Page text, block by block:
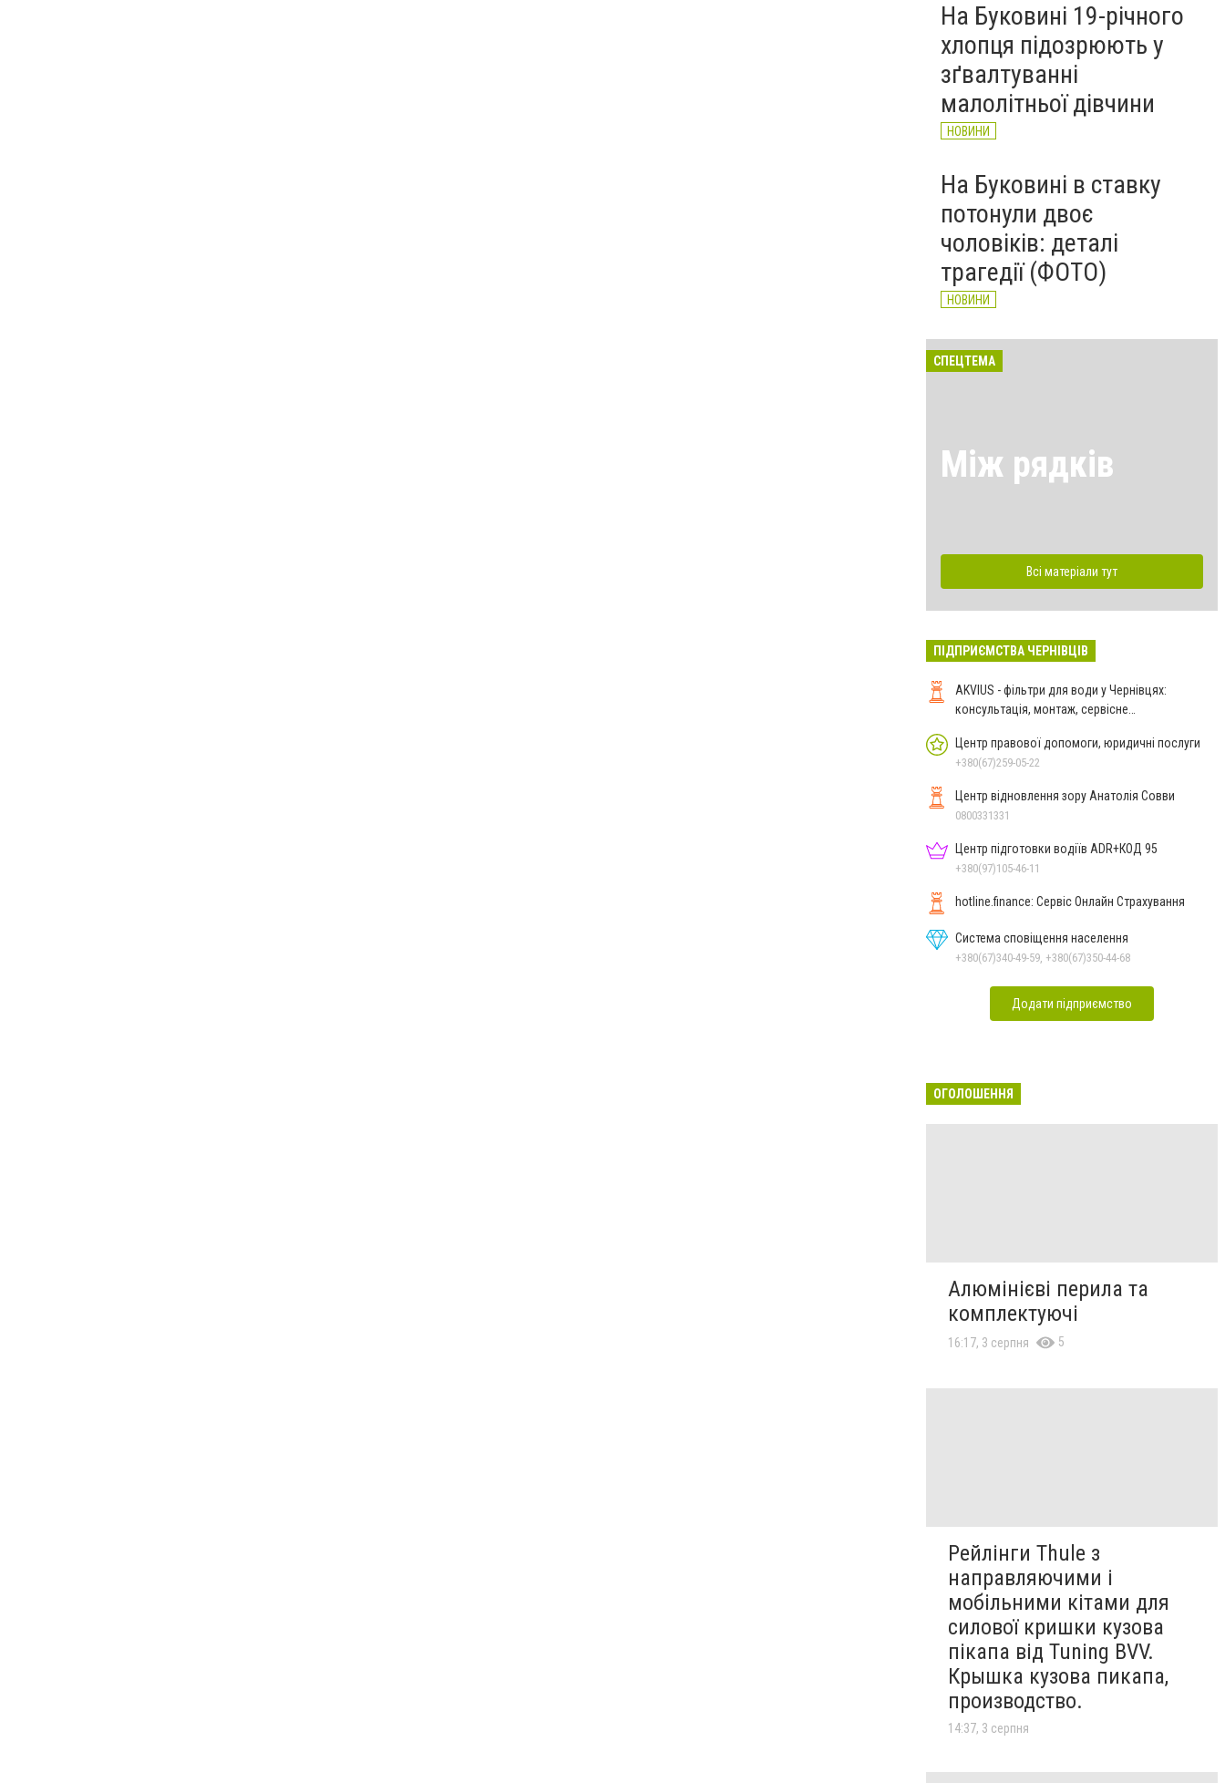
На Буковині 19-річного
хлопця підозрюють у
зґвалтуванні
малолітньої дівчини
НОВИНИ
На Буковині в ставку
потонули двоє
чоловіків: деталі
трагедії (ФОТО)
НОВИНИ
СПЕЦТЕМА
Між рядків
Всі матеріали тут
ПІДПРИЄМСТВА ЧЕРНІВЦІВ
AKVIUS - фільтри для води у Чернівцях:
консультація, монтаж, сервісне
Центр правової допомоги, юридичні послуги
+380(67)259-05-22
Центр відновлення зору Анатолія Совви
0800331331
Центр підготовки водіїв ADR+КОД 95
+380(97)105-46-11
hotline.finance: Сервіс Онлайн Страхування
Система сповіщення населення
+380(67)340-49-59, +380(67)350-44-68
Додати підприємство
ОГОЛОШЕННЯ
Алюмінієві перила та
комплектуючі
16:17, 3 серпня 5
Рейлінги Thule з
направляючими і
мобільними кітами для
силової кришки кузова
пікапа від Tuning BVV.
Крышка кузова пикапа,
производство.
14:37, 3 серпня